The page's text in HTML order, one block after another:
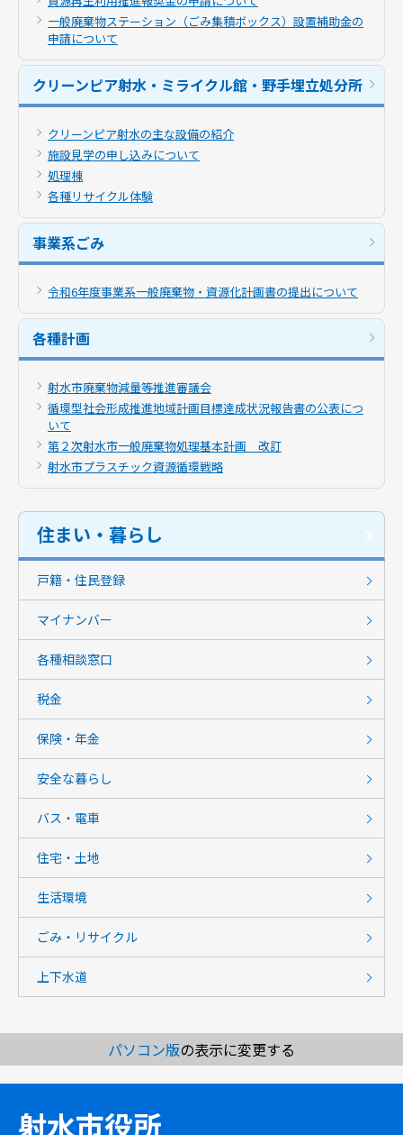
一般廃棄物ステーション（ごみ集積ボックス）設置補助金の
申請について
クリーンピア射水・ミライクル館・野手埋立処分所
クリーンピア射水の主な設備の紹介
施設見学の申し込みについて
処理棟
各種リサイクル体験
事業系ごみ
令和6年度事業系一般廃棄物・資源化計画書の提出について
各種計画
射水市廃棄物減量等推進審議会
循環型社会形成推進地域計画目標達成状況報告書の公表につ
いて
第２次射水市一般廃棄物処理基本計画 改訂
射水市プラスチック資源循環戦略
住まい・暮らし
戸籍・住民登録
マイナンバー
各種相談窓口
税金
保険・年金
安全な暮らし
バス・電車
住宅・土地
生活環境
ごみ・リサイクル
上下水道
パソコン版の表示に変更する
射水市役所